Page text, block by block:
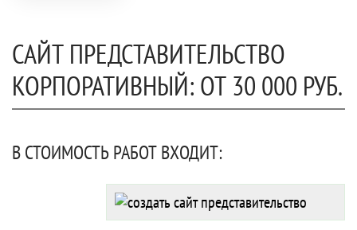
САЙТ ПРЕДСТАВИТЕЛЬСТВО
КОРПОРАТИВНЫЙ: ОТ 30 000 РУБ.
В СТОИМОСТЬ РАБОТ ВХОДИТ: